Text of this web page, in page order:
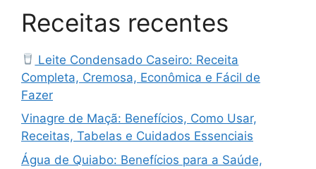
Receitas recentes
Leite Condensado Caseiro: Receita
Completa, Cremosa, Econômica e Fácil de
Fazer
Vinagre de Maçã: Benefícios, Como Usar,
Receitas, Tabelas e Cuidados Essenciais
Água de Quiabo: Benefícios para a Saúde,